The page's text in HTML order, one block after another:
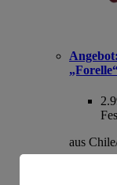
Angebot:
aus